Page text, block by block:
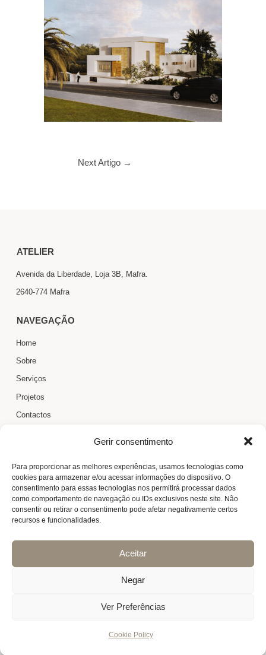
Gerir consentimento
Para proporcionar as melhores experiências, usamos tecnologias como
cookies para armazenar e/ou acessar informações do dispositivo. O
consentimento para essas tecnologias nos permitirá processar dados
como comportamento de navegação ou IDs exclusivos neste site. Não
consentir ou retirar o consentimento pode afetar negativamente certos
recursos e funcionalidades.
Aceitar
Negar
Ver Preferências
Cookie Policy
Next Artigo →
ATELIER
Avenida da Liberdade, Loja 3B, Mafra.
2640-774 Mafra
NAVEGAÇÃO
Home
Sobre
Serviços
Projetos
Contactos
CONTACTOS
artesearquitectura@gmail.com
+351 919 022 925
© 2026 Arte'S. All Rights Reserved